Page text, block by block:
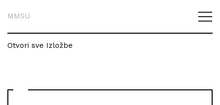
MMSU
Otvori sve Izložbe